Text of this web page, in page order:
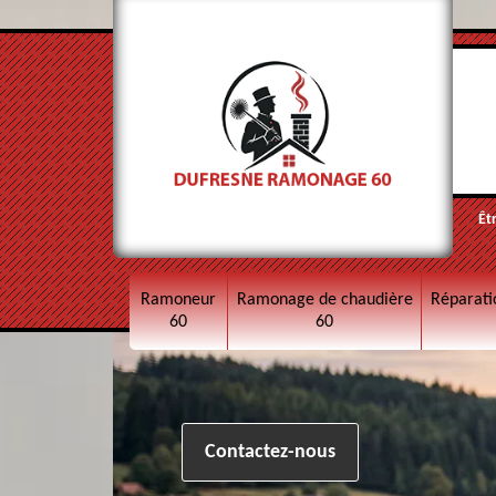
Ramoneur
60
Ramonage de chaudière
60
Contactez-nous